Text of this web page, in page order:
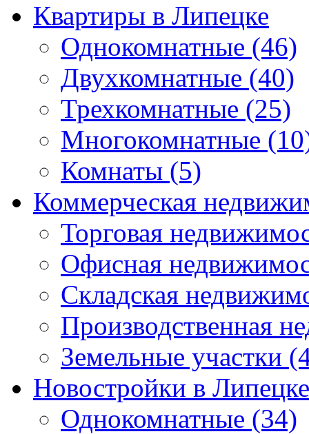
Квартиры в Липецке
Однокомнатные (46)
Двухкомнатные (40)
Трехкомнатные (25)
Многокомнатные
Комнаты (5)
Коммерческая
Торговая
Офисная
Складская
Производственная
Земельные участки
Новостройки в Липецке
Однокомнатные (34)